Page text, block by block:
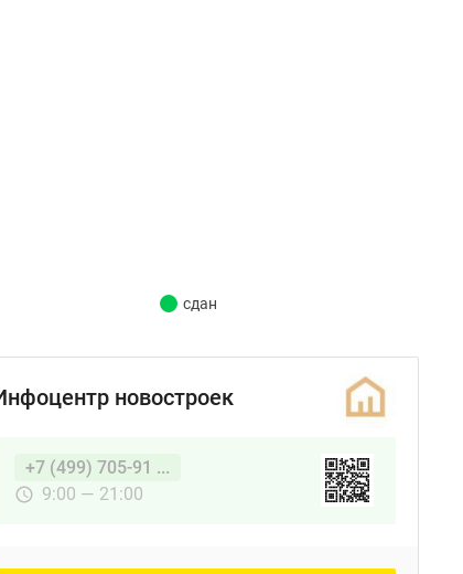
сдан
новостроек
+7 (499) 705-91 ...
9:00 — 21:00